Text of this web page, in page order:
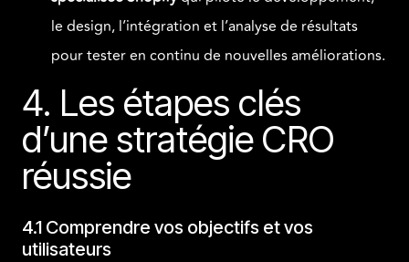
le design, l’intégration et l’analyse de résultats
pour tester en continu de nouvelles améliorations.
4. Les étapes clés
d’une stratégie CRO
réussie
4.1 Comprendre vos objectifs et vos
utilisateurs